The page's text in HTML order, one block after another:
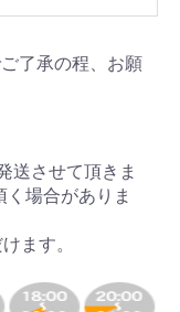
了承の程、お願
送させて頂きま
場合がありま
ます。